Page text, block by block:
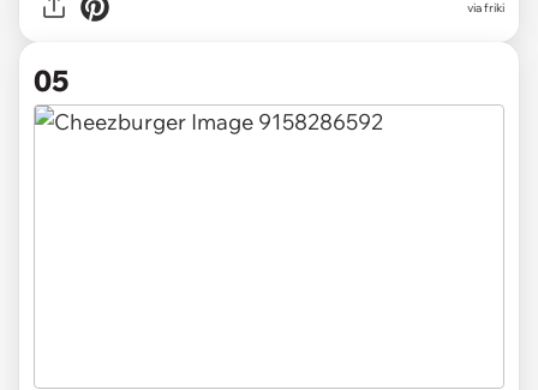
via friki
05